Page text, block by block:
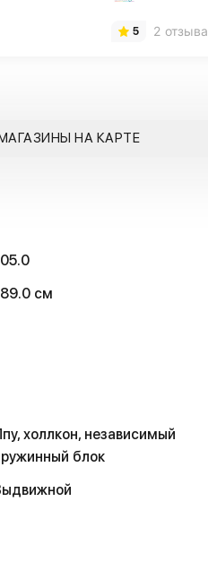
5 2 отзыва
НА КАРТЕ
см
холлкон, независимый
блок